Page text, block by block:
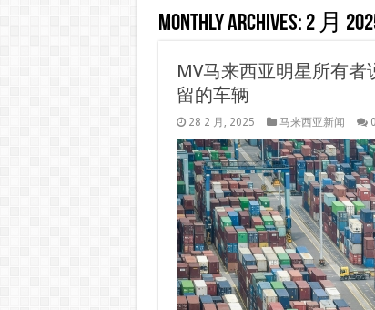
Monthly Archives: 2 月
MV马来西亚明星所有
留的车辆
28 2 月, 2025 马来西亚新闻 0